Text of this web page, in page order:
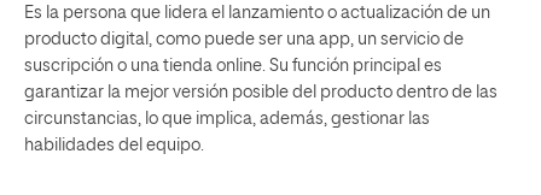
Es la persona que lidera el lanzamiento o actualización de un
producto digital, como puede ser una app, un servicio de
suscripción o una tienda online. Su función principal es
garantizar la mejor versión posible del producto dentro de las
circunstancias, lo que implica, además, gestionar las
habilidades del equipo.